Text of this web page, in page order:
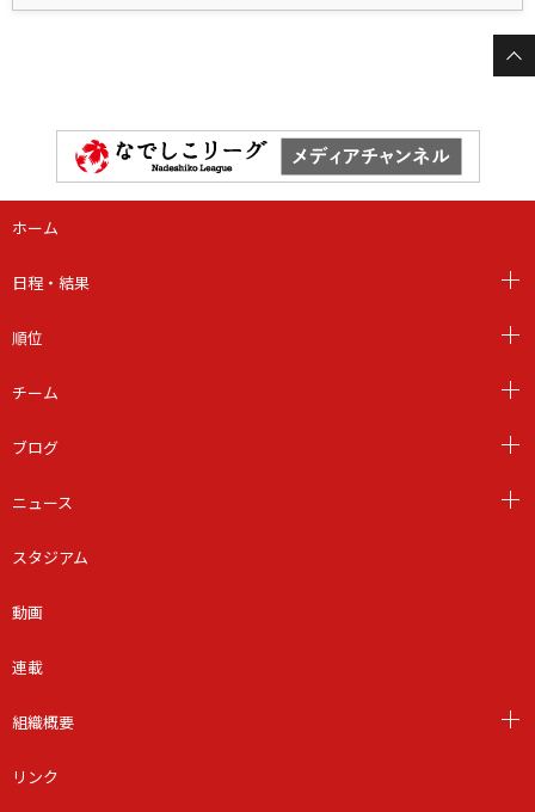
ホーム
日程・結果
順位
チーム
ブログ
ニュース
スタジアム
動画
連載
組織概要
リンク